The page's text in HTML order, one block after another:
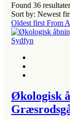
Found 36 resultater
Sort by: Newest
Oldest first From
Økologisk